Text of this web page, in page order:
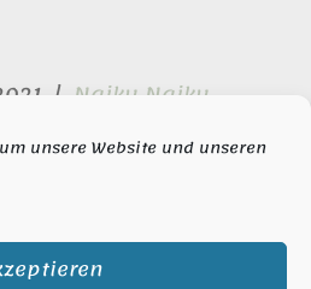
unsere Website und unseren
| Naiku Naiku